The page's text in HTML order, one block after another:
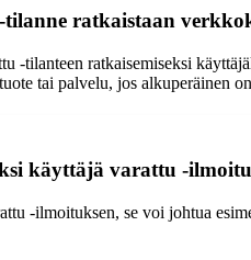
ratkaistaan
-tilanteen ratkaisemiseksi
tai palvelu, jos alkuperäinen
käyttäjä varattu -
-ilmoituksen, se voi johtua